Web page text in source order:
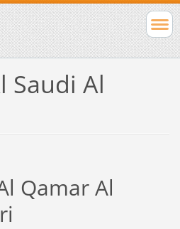
Saudi Al
Qamar Al